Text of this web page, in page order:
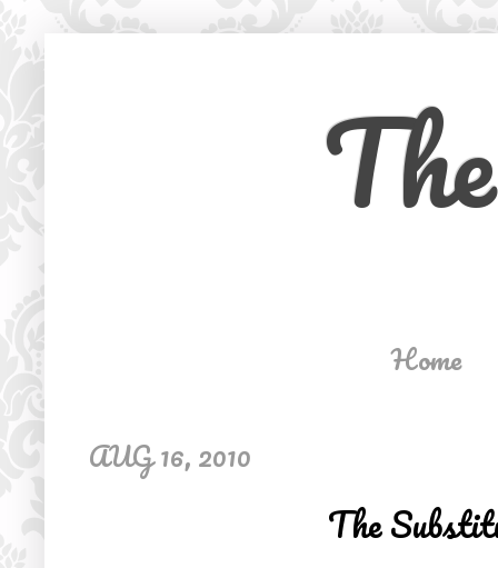
Home
AUG 16, 2010
The